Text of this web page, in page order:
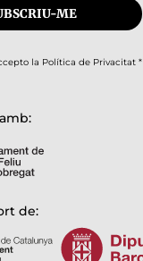
la Política de Privacitat*
de: